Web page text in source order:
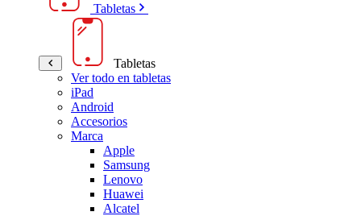
Tabletas
Tabletas
Ver todo en tabletas
iPad
Android
Accesorios
Marca
Apple
Samsung
Lenovo
Huawei
Alcatel